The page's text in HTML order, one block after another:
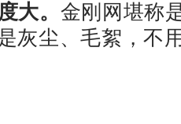
大。 金刚网堪称
灰尘、毛絮，不